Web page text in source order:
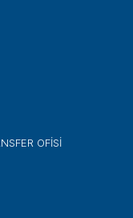
OFISI